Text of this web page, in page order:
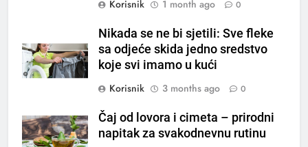
Korisnik
1 month ago 0
Nikada se ne bi sjetili: Sve fleke
sa odjeće skida jedno sredstvo
koje svi imamo u kući
Korisnik
3 months ago 0
Čaj od lovora i cimeta – prirodni
napitak za svakodnevnu rutinu
Piće od smreke – prirodni
napitak koji se često spominje
kod šećerne bolesti
OSTALO
Samo 1 kašičica u litru vode i
čak će se i “suhi štap”